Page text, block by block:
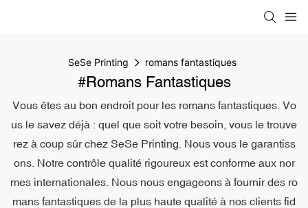
SeSe Printing romans fantastiques
#romans Fantastiques
Vous êtes au bon endroit pour les romans fantastiques. Vo
us le savez déjà : quel que soit votre besoin, vous le trouve
rez à coup sûr chez SeSe Printing. Nous vous le garantiss
ons. Notre contrôle qualité rigoureux est conforme aux nor
mes internationales. Nous nous engageons à fournir des ro
mans fantastiques de la plus haute qualité à nos clients fid